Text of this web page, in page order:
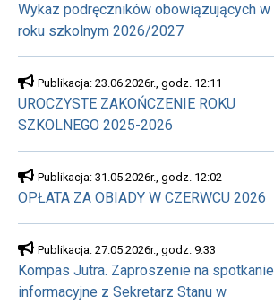
Wykaz podręczników obowiązujących w
roku szkolnym 2026/2027
Publikacja: 23.06.2026r., godz. 12:11
UROCZYSTE ZAKOŃCZENIE ROKU
SZKOLNEGO 2025-2026
Publikacja: 31.05.2026r., godz. 12:02
OPŁATA ZA OBIADY W CZERWCU 2026
Publikacja: 27.05.2026r., godz. 9:33
Kompas Jutra. Zaproszenie na spotkanie
informacyjne z Sekretarz Stanu w